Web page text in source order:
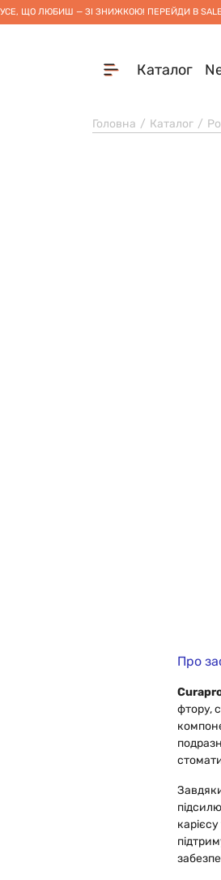
УСЕ, ЩО ЛЮБИШ — ЗІ ЗНИЖКОЮ! ПЕРЕЙДИ В SALE
Каталог
Головна Каталог
Про
фтору,